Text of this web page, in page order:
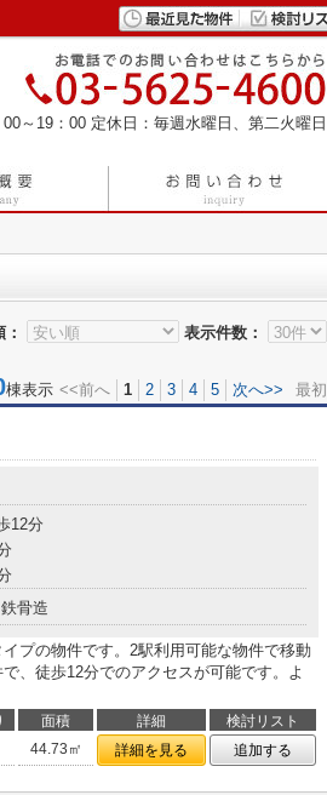
～19：00 定休日：毎週水曜日、第二火曜日
表示件数：
棟表示 <<前へ 1 2 3 4 5 次へ>> 最初
12分
鉄骨造
プの物件です。2駅利用可能な物件で移動
、徒歩12分でのアクセスが可能です。よ
面積 詳細
検討リスト
44.73㎡ 詳細を見る 追加する